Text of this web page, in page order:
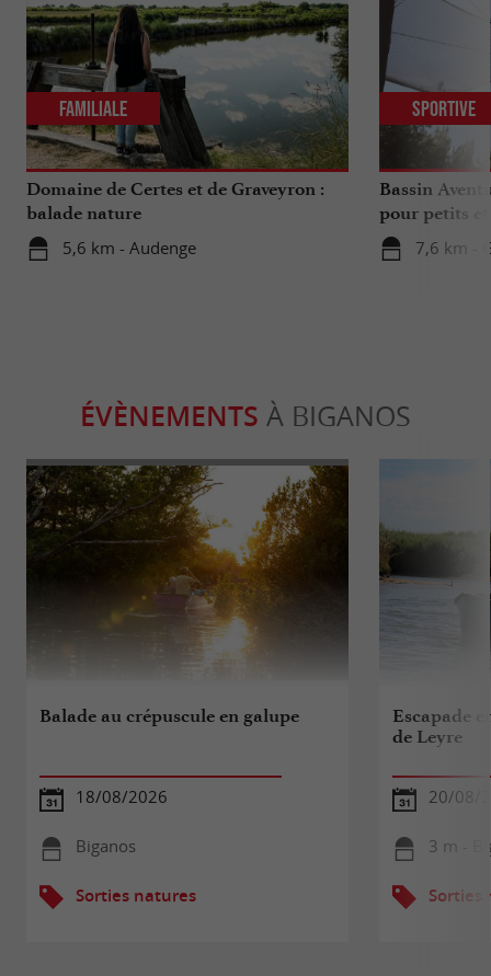
Domaine de Certes et de Graveyron :
balade nature
5,6 km - Audenge
Familiale
Bassin
pour petits
7,6 km -
Sportive
ÉVÈNEMENTS À BIGANOS
Balade au crépuscule en galupe
18/08/2026
Biganos
Sorties natures
Escapade
de Leyre
20/08/
3 m -
Sorties